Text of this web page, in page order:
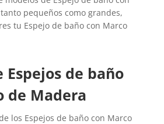
pequeños como grandes,
tu Espejo de baño con Marco
Espejos de baño
de Madera
los Espejos de baño con Marco